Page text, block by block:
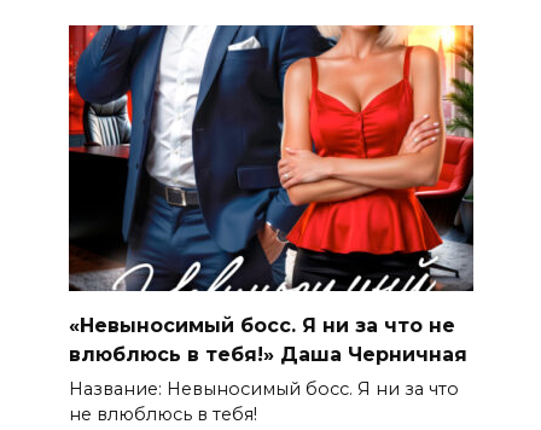
«Невыносимый босс. Я ни за что не
влюблюсь в тебя!» Даша Черничная
Название: Невыносимый босс. Я ни за что
не влюблюсь в тебя!